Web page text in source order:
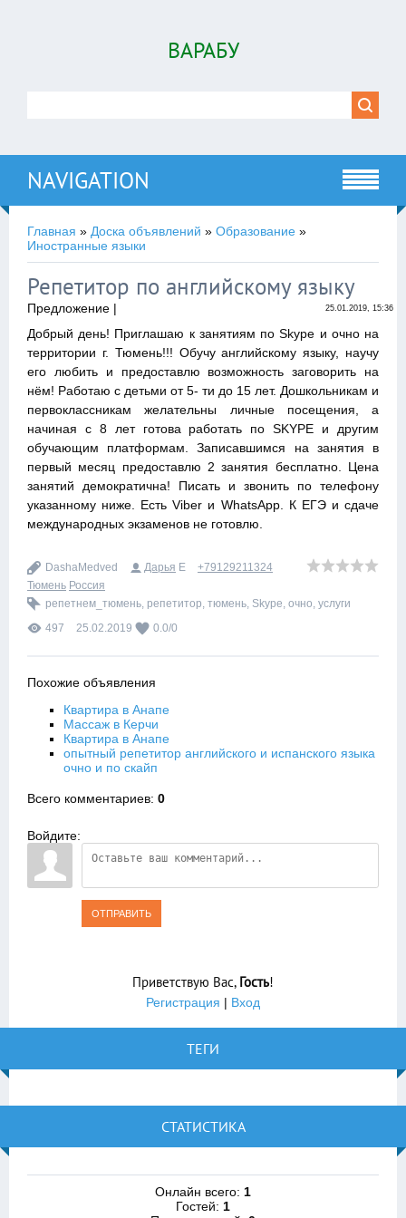
ВАРАБУ
NAVIGATION
Главная » Доска объявлений » Образование »
Иностранные языки
Репетитор по английскому языку
Предложение | 25.01.2019, 15:36
Добрый день! Приглашаю к занятиям по Skype и очно на
территории г. Тюмень!!! Обучу английскому языку, научу
его любить и предоставлю возможность заговорить на
нём! Работаю с детьми от 5- ти до 15 лет. Дошкольникам и
первоклассникам желательны личные посещения, а
начиная с 8 лет готова работать по SKYPE и другим
обучающим платформам. Записавшимся на занятия в
первый месяц предоставлю 2 занятия бесплатно. Цена
занятий демократична! Писать и звонить по телефону
указанному ниже. Есть Viber и WhatsApp. К ЕГЭ и сдаче
международных экзаменов не готовлю.
DashaMedved Дарья E
+79129211324
Тюмень Россия
репетнем_тюмень, репетитор, тюмень, Skype, очно, услуги
497
25.02.2019 0.0/0
Похожие объявления
Квартира в Анапе
Массаж в Керчи
Квартира в Анапе
опытный репетитор английского и испанского языка
очно и по скайп
Всего комментариев: 0
Войдите:
ОТПРАВИТЬ
Приветствую Вас, Гость!
Регистрация | Вход
ТЕГИ
СТАТИСТИКА
Онлайн всего: 1
Гостей: 1